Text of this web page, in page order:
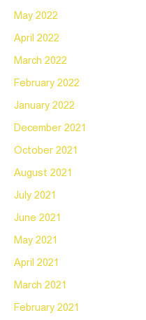
May 2022
April 2022
March 2022
February 2022
January 2022
December 2021
October 2021
August 2021
July 2021
June 2021
May 2021
April 2021
March 2021
February 2021